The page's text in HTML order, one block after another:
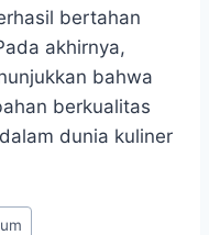
bertahan
akhirnya,
bahwa
berkualitas
dunia kuliner